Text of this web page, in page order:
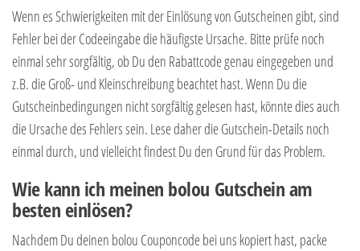
Wenn es Schwierigkeiten mit der Einlösung von Gutscheinen gibt, sind
Fehler bei der Codeeingabe die häufigste Ursache. Bitte prüfe noch
einmal sehr sorgfältig, ob Du den Rabattcode genau eingegeben und
z.B. die Groß- und Kleinschreibung beachtet hast. Wenn Du die
Gutscheinbedingungen nicht sorgfältig gelesen hast, könnte dies auch
die Ursache des Fehlers sein. Lese daher die Gutschein-Details noch
einmal durch, und vielleicht findest Du den Grund für das Problem.
Wie kann ich meinen bolou Gutschein am
besten einlösen?
Nachdem Du deinen bolou Couponcode bei uns kopiert hast, packe